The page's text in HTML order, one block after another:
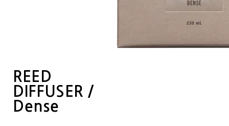
REED
DIFFUSER /
Dense